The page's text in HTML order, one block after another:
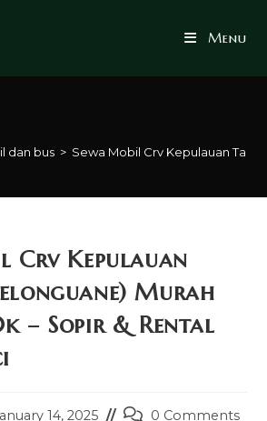
Menu
dan bus > Sewa Mobil Crv Kepulauan
Crv Kepulauan
Murah
– Sopir & Rental
14, 2025
Post0 Comments